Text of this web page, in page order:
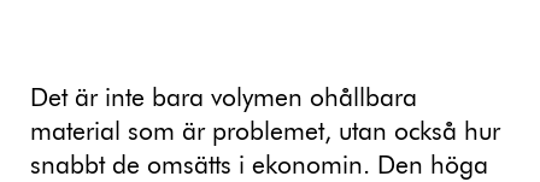
Det är inte bara volymen ohållbara
material som är problemet, utan också hur
snabbt de omsätts i ekonomin. Den höga